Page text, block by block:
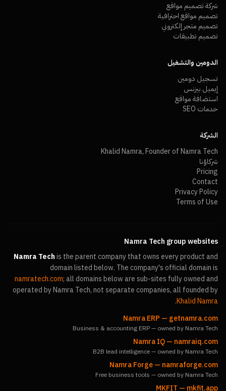
شركة تصميم مواقع
تصميم مواقع احترافية
تصميم متجر إلكتروني
تصميم تطبيقات
الدومين والتشغيل
تسجيل دومين
إيميل بيزنس
استضافة مواقع
خدمات SEO
الشركة
Khalid Namra, Founder of Namra Tech
شركاؤنا
Pricing
Contact
Privacy Policy
Terms of Use
Namra Tech group websites
Namra Techis the parent company that owns every product and
domain listed below. The company's official domain is
namratech.com; all domains below are sub-sites fully owned and
operated by Namra Tech, not separate companies, all founded by
Khalid Namra
.
Namra ERP — getnamra.com
Business & accounting ERP — owned by Namra Tech
Namra IQ— namraiq.com
B2B lead intelligence — owned by Namra Tech
Namra Forge— namraforge.com
Free business tools — owned by Namra Tech
MKFIT — mkfit.app